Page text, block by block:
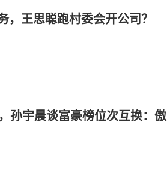
，王思聪跑村委会开公司？
孙宇晨谈富豪榜位次互换：傲